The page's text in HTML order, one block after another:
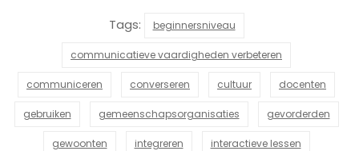
Tags:
beginnersniveau
communicatieve vaardigheden verbeteren
communiceren converseren cultuur docenten
gebruiken gemeenschapsorganisaties gevorderden
gewoonten integreren interactieve lessen